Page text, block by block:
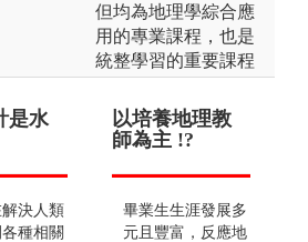
但均為地理學綜合應
用的專業課程，也是
統整學習的重要課程
是水
決人類
種相關
景觀設計是種
植物 !?
核心學習重點在環
境整體的規劃與設
以培養地理教
師為主 !?
畢業生生涯發展多
元且豐富，反應地